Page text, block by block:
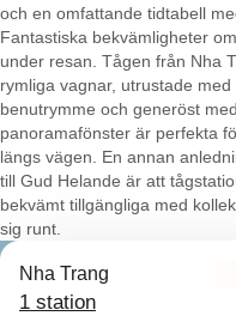
och en omfattande tidtabell
Fantastiska bekvämligheter
under resan. Tågen från Nha
rymliga vagnar, utrustade
benutrymme och generöst
panoramafönster är perfekta
längs vägen. En annan
till Gud Helande är att
bekvämt tillgängliga med
sig runt.
Nha Trang
1 station